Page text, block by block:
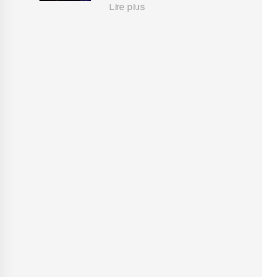
Lire plus